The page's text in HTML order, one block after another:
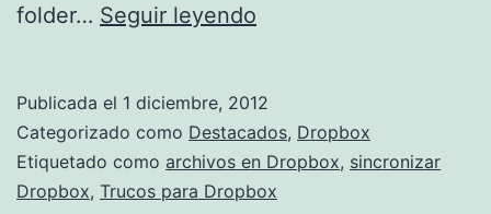
folder… Seguir leyendo
archivos
que
estén
Publicada el 1 diciembre, 2012
Categorizado como Destacados, Dropbox
Etiquetado como archivos en Dropbox, sincronizar
Dropbox, Trucos para Dropbox